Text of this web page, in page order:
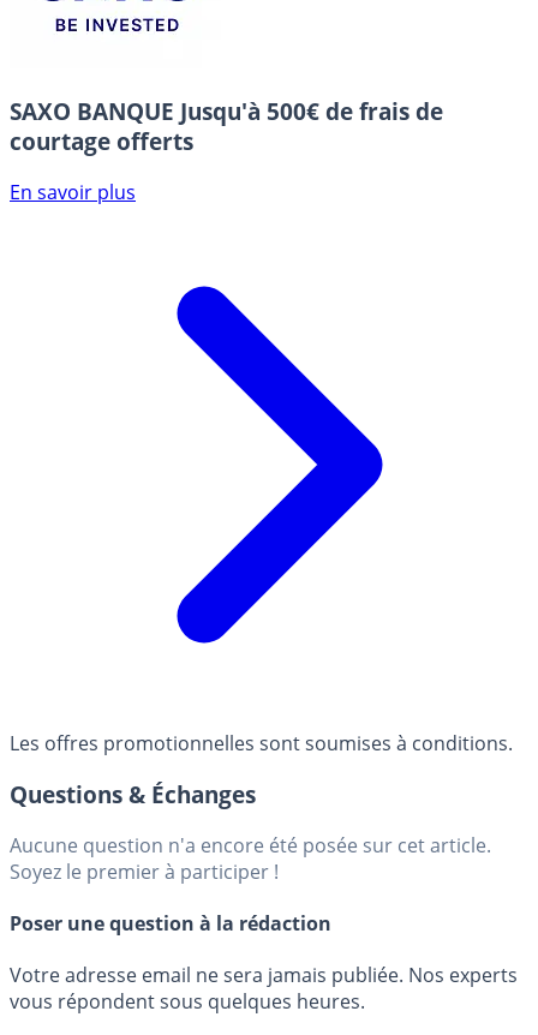
SAXO BANQUE Jusqu'à 500€ de frais de
courtage offerts
En savoir plus
Les offres promotionnelles sont soumises à conditions.
Questions & Échanges
Aucune question n'a encore été posée sur cet article.
Soyez le premier à participer !
Poser une question à la rédaction
Votre adresse email ne sera jamais publiée. Nos experts
vous répondent sous quelques heures.